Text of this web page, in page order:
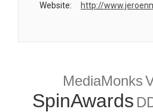
Website:
http://
MediaMonks
SpinAwards